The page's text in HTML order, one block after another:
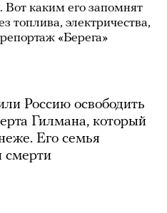
каким его запомнят
топлива, электричества,
«Берега»
Россию освободить
Гилмана, который
Его семья
смерти